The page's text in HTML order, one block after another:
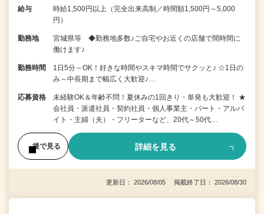
給与
時給1,500円以上（完全出来高制／時間額1,500円～5,000
円）
勤務地
宮城県等 ◆勤務地多数♪ご自宅やお近くの店舗で間時間に
働けます♪
勤務時間
1日5分～OK！好きな時間やスキマ時間でサクッと♪ ☆1日の
み～中長期まで幅広く大歓迎♪…
応募資格
未経験OK＆年齢不問！夏休みの1回きり・単発も大歓迎！ ★
会社員・派遣社員・契約社員・個人事業主・パート・アルバ
イト・主婦（夫）・フリーターなど、20代～50代…
後で見る 詳細を見る
更新日： 2026/08/05 掲載終了日： 2026/08/30